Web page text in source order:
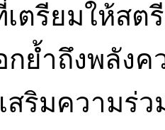
ตรียมให้สต
กย้ำถึงพลัง
สริมความร่ว